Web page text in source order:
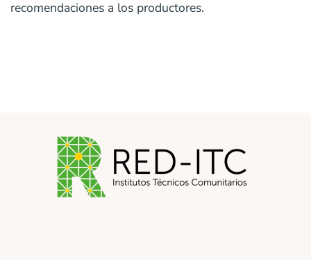
recomendaciones a los productores.